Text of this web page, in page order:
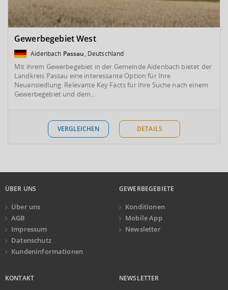
Gewerbegebiet West
Aidenbach Passau, Deutschland
Mit ihrem Gewerbegebiet in der Gemeinde Aidenbach bietet der
Landkreis Passau eine interessante Option für Ihre
Neuansiedlung. Relevante Key Facts für Ihre Suche nach einem
Gewerbegebiet und dem...
VERGLEICHEN DETAILS
ÜBER UNS
Über uns
AGB
Impressum
Datenschutz
Kundeninformationen
GEWERBEGEBIETE
Konditionen
Mobile App
Newsletter
KONTAKT NEWSLETTER